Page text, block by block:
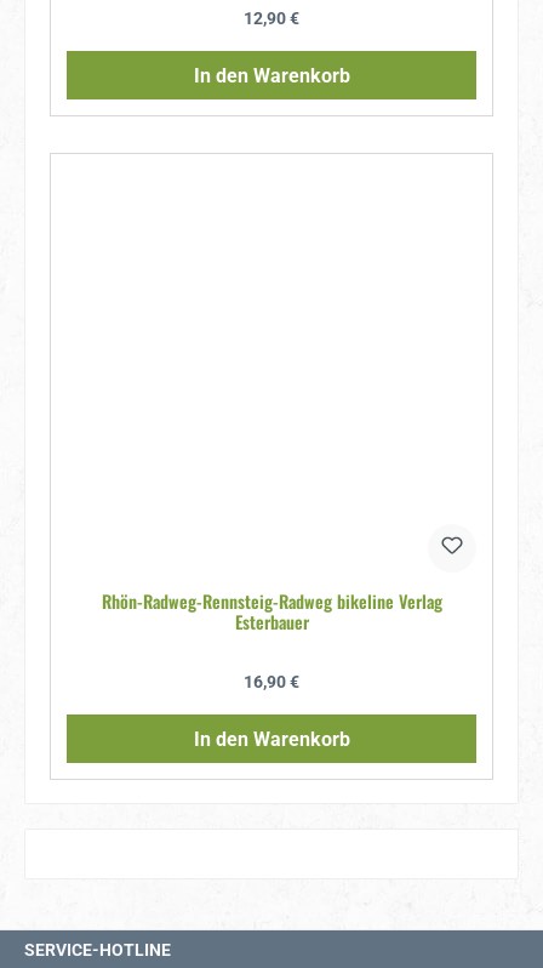
Regulärer Preis:
12,90 €
In den Warenkorb
Rhön-Radweg-Rennsteig-Radweg bikeline Verlag
Esterbauer
Regulärer Preis:
16,90 €
In den Warenkorb
SERVICE-HOTLINE